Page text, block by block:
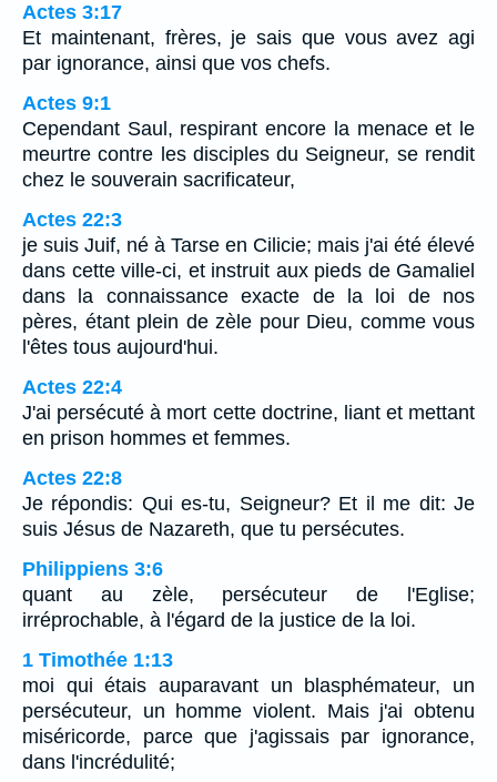
Actes 3:17
Et maintenant, frères, je sais que vous avez agi
par ignorance, ainsi que vos chefs.
Actes 9:1
Cependant Saul, respirant encore la menace et le
meurtre contre les disciples du Seigneur, se rendit
chez le souverain sacrificateur,
Actes 22:3
je suis Juif, né à Tarse en Cilicie; mais j'ai été élevé
dans cette ville-ci, et instruit aux pieds de Gamaliel
dans la connaissance exacte de la loi de nos
pères, étant plein de zèle pour Dieu, comme vous
l'êtes tous aujourd'hui.
Actes 22:4
J'ai persécuté à mort cette doctrine, liant et mettant
en prison hommes et femmes.
Actes 22:8
Je répondis: Qui es-tu, Seigneur? Et il me dit: Je
suis Jésus de Nazareth, que tu persécutes.
Philippiens 3:6
quant au zèle, persécuteur de l'Eglise;
irréprochable, à l'égard de la justice de la loi.
1 Timothée 1:13
moi qui étais auparavant un blasphémateur, un
persécuteur, un homme violent. Mais j'ai obtenu
miséricorde, parce que j'agissais par ignorance,
dans l'incrédulité;